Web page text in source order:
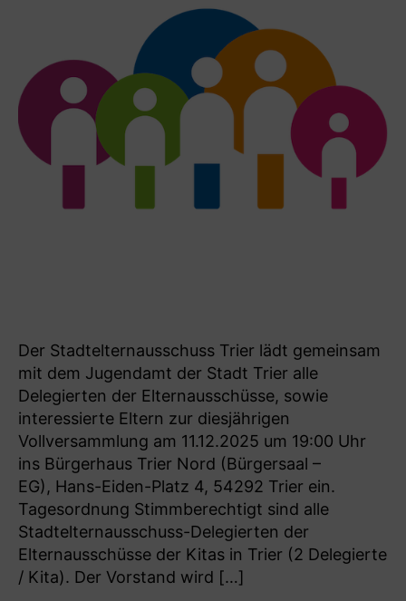
Der Stadtelternausschuss Trier lädt gemeinsam
mit dem Jugendamt der Stadt Trier alle
Delegierten der Elternausschüsse, sowie
interessierte Eltern zur diesjährigen
Vollversammlung am 11.12.2025 um 19:00 Uhr
ins Bürgerhaus Trier Nord (Bürgersaal –
EG), Hans-Eiden-Platz 4, 54292 Trier ein.
Tagesordnung Stimmberechtigt sind alle
Stadtelternausschuss-Delegierten der
Elternausschüsse der Kitas in Trier (2 Delegierte
/ Kita). Der Vorstand wird […]